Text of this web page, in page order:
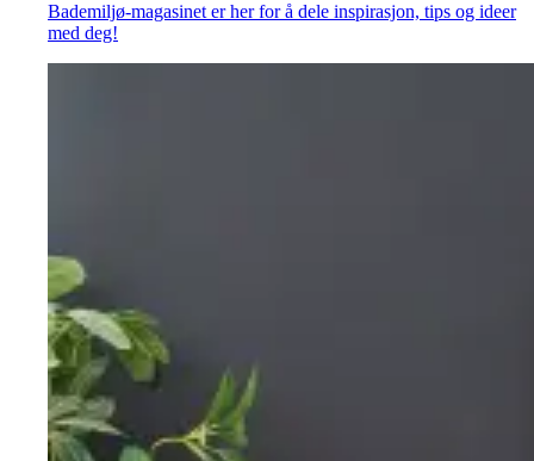
Bademiljø-magasinet er her for å dele inspirasjon, tips og ideer
med deg!